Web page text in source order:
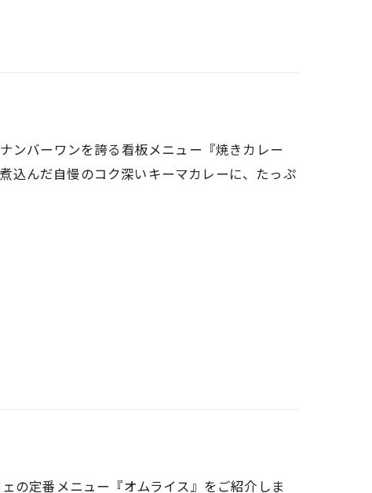
ナンバーワンを誇る看板メニュー『焼きカレー
込んだ自慢のコク深いキーマカレーに、たっぷ
ェの定番メニュー『オムライス』をご紹介しま